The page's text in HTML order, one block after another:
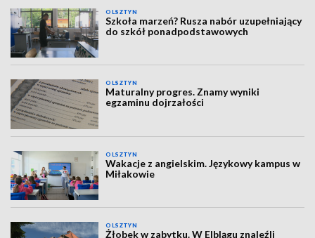
OLSZTYN
Szkoła marzeń? Rusza nabór uzupełniający
do szkół ponadpodstawowych
OLSZTYN
Maturalny progres. Znamy wyniki
egzaminu dojrzałości
OLSZTYN
Wakacje z angielskim. Językowy kampus w
Miłakowie
OLSZTYN
Żłobek w zabytku. W Elblągu znaleźli